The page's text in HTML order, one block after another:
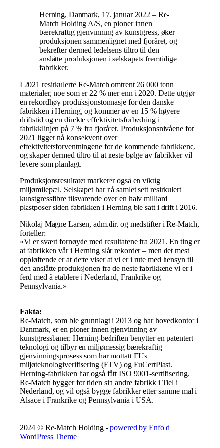
Herning, Danmark, 17. januar 2022 – Re-
Match Holding A/S, en pioner innen
bærekraftig gjenvinning av kunstgress, øker
produksjonen sammenlignet med fjoråret, og
bekrefter dermed ledelsens tiltro til den
anslåtte produksjonen i selskapets fremtidige
fabrikker.
I 2021 resirkulerte Re-Match omtrent 26 000 tonn
materialer, noe som er 22 % mer enn i 2020. Dette utgjør
en rekordhøy produksjonstonnasje for den danske
fabrikken i Herning, og kommer av en 15 % høyere
driftstid og en direkte effektivitetsforbedring i
fabrikklinjen på 7 % fra fjoråret. Produksjonsnivåene for
2021 ligger nå konsekvent over
effektivitetsforventningene for de kommende fabrikkene,
og skaper dermed tiltro til at neste bølge av fabrikker vil
levere som planlagt.
Produksjonsresultatet markerer også en viktig
miljømilepæl. Selskapet har nå samlet sett resirkulert
kunstgressfibre tilsvarende over en halv milliard
plastposer siden fabrikken i Herning ble satt i drift i 2016.
Nikolaj Magne Larsen, adm.dir. og medstifter i Re-Match,
forteller:
«Vi er svært fornøyde med resultatene fra 2021. En ting er
at fabrikken vår i Herning slår rekorder – men det mest
oppløftende er at dette viser at vi er i rute med hensyn til
den anslåtte produksjonen fra de neste fabrikkene vi er i
ferd med å etablere i Nederland, Frankrike og
Pennsylvania.»
Fakta:
Re-Match, som ble grunnlagt i 2013 og har hovedkontor i
Danmark, er en pioner innen gjenvinning av
kunstgressbaner. Herning-bedriften benytter en patentert
teknologi og tilbyr en miljømessig bærekraftig
gjenvinningsprosess som har mottatt EUs
miljøteknologiverifisering (ETV) og EuCertPlast.
Herning-fabrikken har også fått ISO 9001-sertifisering.
Re-Match bygger for tiden sin andre fabrikk i Tiel i
Nederland, og vil også bygge fabrikker etter samme mal i
Alsace i Frankrike og Pennsylvania i USA.
2024 © Re-Match Holding -powered by Enfold
WordPress Theme